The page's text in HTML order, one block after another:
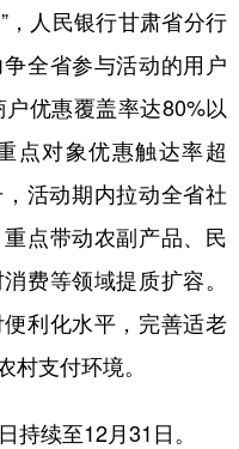
人民银行甘肃省分行
全省参与活动的用户
优惠覆盖率达80%以
点对象优惠触达率超
活动期内拉动全省社
点带动农副产品、民
费等领域提质扩容。
利化水平，完善适老
支付环境。
续至12月31日。